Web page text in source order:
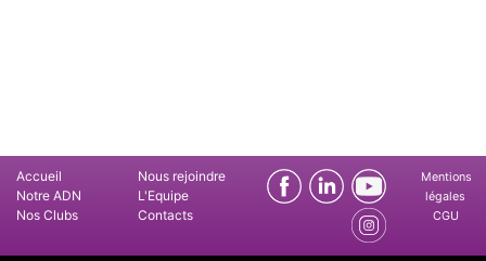
Accueil
Notre ADN
Nos Clubs
Nous rejoindre
L'Equipe
Contacts
Mentions
légales
CGU